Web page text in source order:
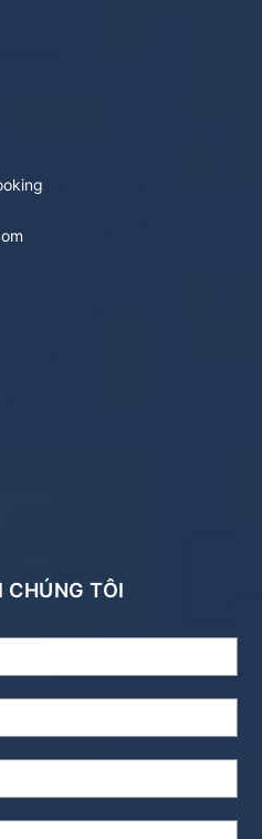
CHÚNG TÔI